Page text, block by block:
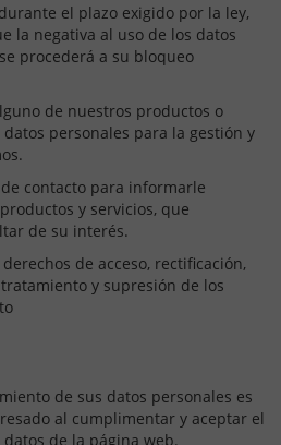
el plazo exigido por la ley,
la negativa al uso de los datos
procederá a su bloqueo
de nuestros productos o
personales para la gestión y
contacto para informarle
y servicios, que
de su interés.
de acceso, rectificación,
y supresión de los
de sus datos personales es
al cumplimentar y aceptar el
de la página web.